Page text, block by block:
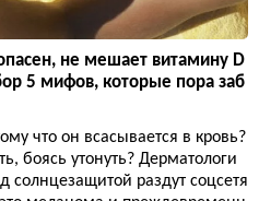
не мешает витамину D
5 мифов, которые пора заб
что он всасывается в кровь?
боясь утонуть? Дерматологи
солнцезащитой раздут соцсетя